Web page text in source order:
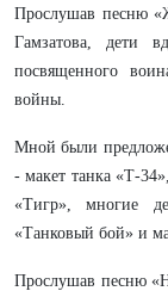
Прослушав песню
Гамзатова, дети
посвященного
войны.
Мной были
- макет танка «Т-
«Тигр», многие
«Танковый бой» и
Прослушав песню